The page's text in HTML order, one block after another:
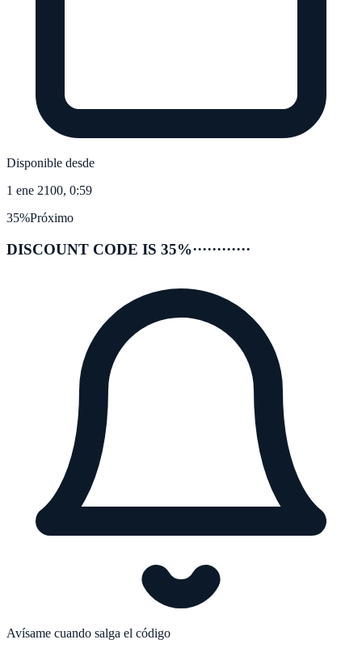
Disponible desde
1 ene 2100, 0:59
35%Próximo
DISCOUNT CODE IS 35%············
Avísame cuando salga el código